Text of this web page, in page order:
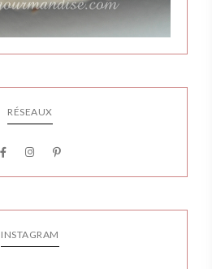
RÉSEAUX
INSTAGRAM